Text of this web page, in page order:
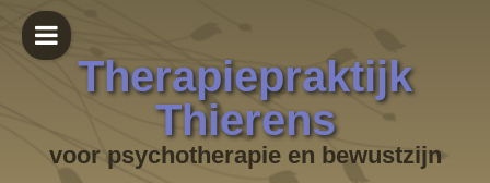
Therapiepraktijk
Thierens
voor psychotherapie en bewustzijn